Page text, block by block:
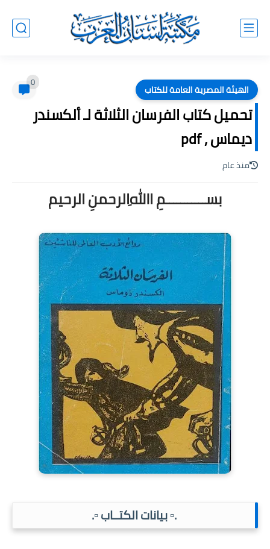
الهيئة المصرية العامة للكتاب 0
تحميل كتاب الفرسان الثلاثة لـ ألكسندر
ديماس , pdf
منذ عام
بســـــــــــمِ اﷲِالرحمنِ الرحيم
.▫️ بيانات الكتــاب ▫️.